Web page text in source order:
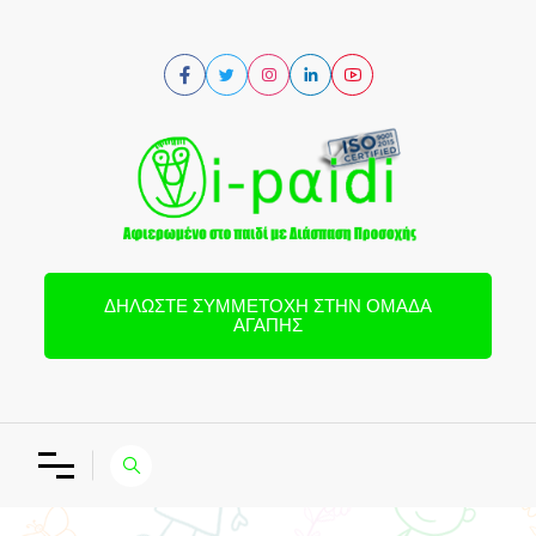
ΔΗΛΏΣΤΕ ΣΥΜΜΕΤΟΧΉ ΣΤΗΝ ΟΜΆΔΑ
ΑΓΆΠΗΣ